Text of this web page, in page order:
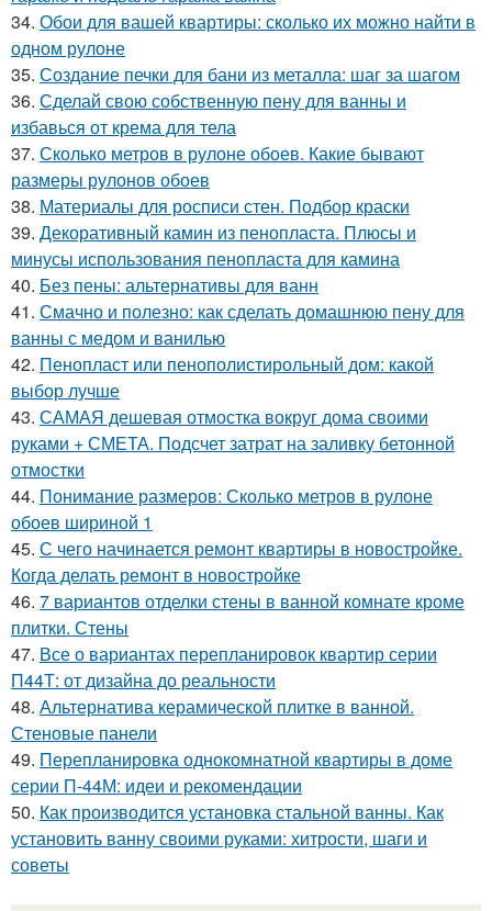
34. Обои для вашей квартиры: сколько их можно найти в
одном рулоне
35. Создание печки для бани из металла: шаг за шагом
36. Сделай свою собственную пену для ванны и
избавься от крема для тела
37. Сколько метров в рулоне обоев. Какие бывают
размеры рулонов обоев
38. Материалы для росписи стен. Подбор краски
39. Декоративный камин из пенопласта. Плюсы и
минусы использования пенопласта для камина
40. Без пены: альтернативы для ванн
41. Смачно и полезно: как сделать домашнюю пену для
ванны с медом и ванилью
42. Пенопласт или пенополистирольный дом: какой
выбор лучше
43. САМАЯ дешевая отмостка вокруг дома своими
руками + СМЕТА. Подсчет затрат на заливку бетонной
отмостки
44. Понимание размеров: Сколько метров в рулоне
обоев шириной 1
45. С чего начинается ремонт квартиры в новостройке.
Когда делать ремонт в новостройке
46. 7 вариантов отделки стены в ванной комнате кроме
плитки. Стены
47. Все о вариантах перепланировок квартир серии
П44Т: от дизайна до реальности
48. Альтернатива керамической плитке в ванной.
Стеновые панели
49. Перепланировка однокомнатной квартиры в доме
серии П-44М: идеи и рекомендации
50. Как производится установка стальной ванны. Как
установить ванну своими руками: хитрости, шаги и
советы